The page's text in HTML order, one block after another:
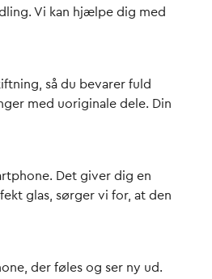
Vi kan hjælpe dig med
så du bevarer fuld
med uoriginale dele. Din
Det giver dig en
glas, sørger vi for, at den
der føles og ser ny ud.